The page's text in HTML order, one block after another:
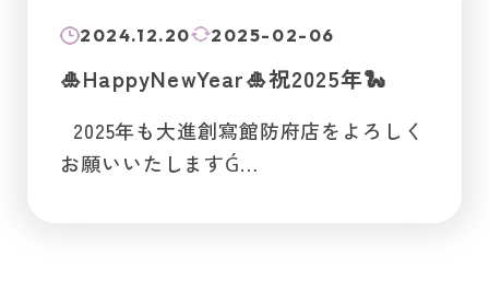
2024.12.20 2025-02-06
🎍HappyNewYear🎍祝2025年🐍
2025年も大進創寫館防府店をよろしく
お願いいたしますǴ…